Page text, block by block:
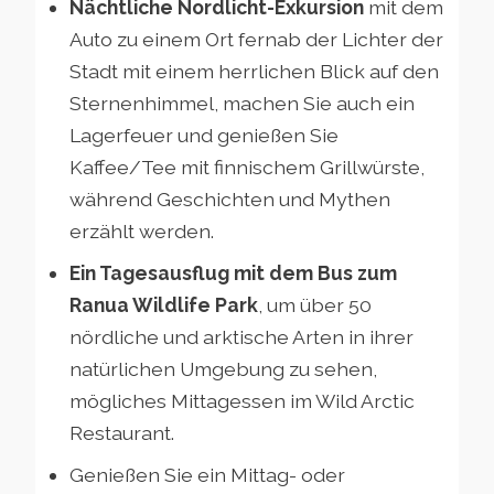
Nächtliche Nordlicht-Exkursion mit dem
Auto zu einem Ort fernab der Lichter der
Stadt mit einem herrlichen Blick auf den
Sternenhimmel, machen Sie auch ein
Lagerfeuer und genießen Sie
Kaffee/Tee mit finnischem Grillwürste,
während Geschichten und Mythen
erzählt werden.
Ein Tagesausflug mit dem Bus zum
Ranua Wildlife Park , um über 50
nördliche und arktische Arten in ihrer
natürlichen Umgebung zu sehen,
mögliches Mittagessen im Wild Arctic
Restaurant.
Genießen Sie ein Mittag- oder